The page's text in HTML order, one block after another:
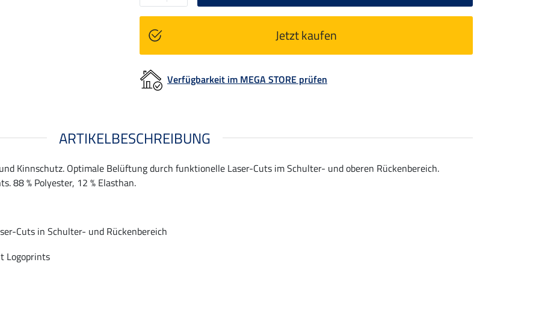
Jetzt kaufen
Verfügbarkeit im MEGA STORE prüfen
ARTIKELBESCHREIBUNG
Kinnschutz. Optimale Belüftung durch funktionelle Laser-Cuts im Schulter- und oberen Rückenbereich.
88 % Polyester, 12 % Elasthan.
Cuts in Schulter- und Rückenbereich
Logoprints